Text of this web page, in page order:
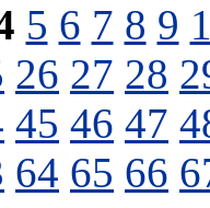
5 6 7 8 9
26 27 28
45 46 47
64 65 66